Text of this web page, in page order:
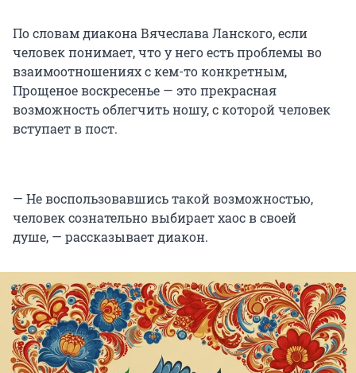
По словам диакона Вячеслава Ланского, если
человек понимает, что у него есть проблемы во
взаимоотношениях с кем-то конкретным,
Прощеное воскресенье — это прекрасная
возможность облегчить ношу, с которой человек
вступает в пост.
— Не воспользовавшись такой возможностью,
человек сознательно выбирает хаос в своей
душе, — рассказывает диакон.